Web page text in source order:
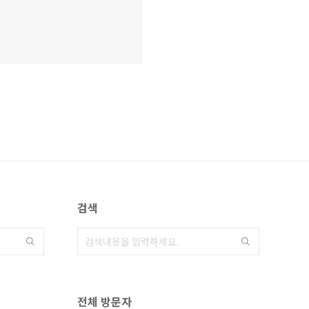
검색
전체 방문자